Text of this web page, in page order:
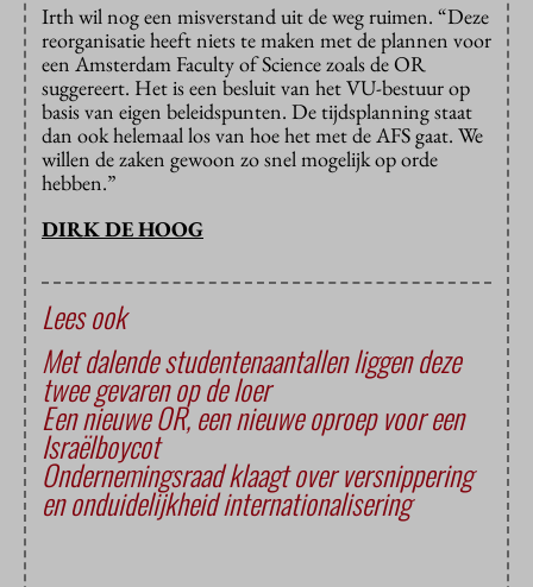
Irth wil nog een misverstand uit de weg ruimen. “Deze
reorganisatie heeft niets te maken met de plannen voor
een Amsterdam Faculty of Science zoals de OR
suggereert. Het is een besluit van het VU-bestuur op
basis van eigen beleidspunten. De tijdsplanning staat
dan ook helemaal los van hoe het met de AFS gaat. We
willen de zaken gewoon zo snel mogelijk op orde
hebben.”
DIRK DE HOOG
Lees ook
Met dalende studentenaantallen liggen deze
twee gevaren op de loer
Een nieuwe OR, een nieuwe oproep voor een
Israëlboycot
Ondernemingsraad klaagt over versnippering
en onduidelijkheid internationalisering